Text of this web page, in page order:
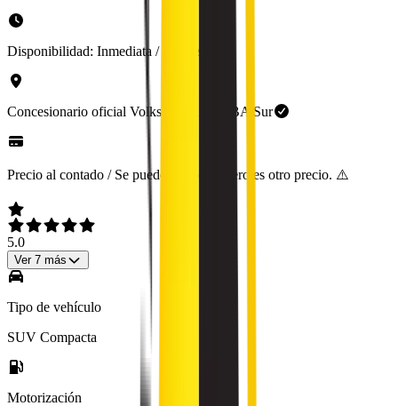
Disponibilidad: Inmediata / 30 días
Concesionario oficial Volkswagen GBA Sur
Precio al contado / Se puede financiar, pero es otro precio. ⚠️
5.0
Ver 7 más
Tipo de vehículo
SUV Compacta
Motorización